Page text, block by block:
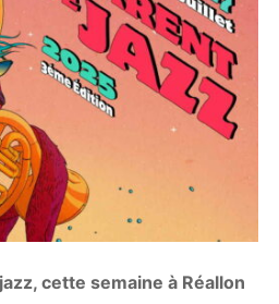
cette semaine à Réallon